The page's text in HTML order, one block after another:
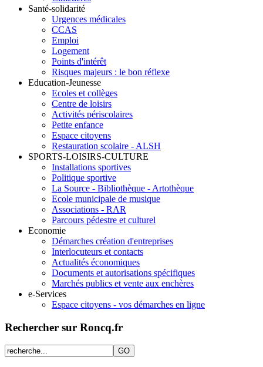
Santé-solidarité
Urgences médicales
CCAS
Emploi
Logement
Points d'intérêt
Risques majeurs : le bon réflexe
Education-Jeunesse
Ecoles et collèges
Centre de loisirs
Activités périscolaires
Petite enfance
Espace citoyens
Restauration scolaire - ALSH
SPORTS-LOISIRS-CULTURE
Installations sportives
Politique sportive
La Source - Bibliothèque - Artothèque
Ecole municipale de musique
Associations - RAR
Parcours pédestre et culturel
Economie
Démarches création d'entreprises
Interlocuteurs et contacts
Actualités économiques
Documents et autorisations spécifiques
Marchés publics et vente aux enchères
e-Services
Espace citoyens - vos démarches en ligne
Rechercher sur Roncq.fr